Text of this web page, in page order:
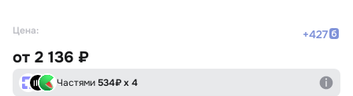
Цена: +427
от 2 136 ₽
Частями 534₽ х 4